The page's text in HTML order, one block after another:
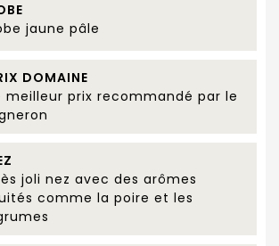
jaune pâle
DOMAINE
meilleur prix recommandé par le
joli nez avec des arômes
comme la poire et les